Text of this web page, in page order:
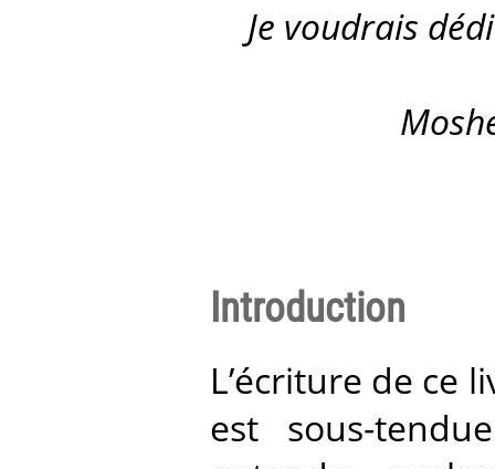
Je voudrais
Introduction
L’écriture de ce
est sous-